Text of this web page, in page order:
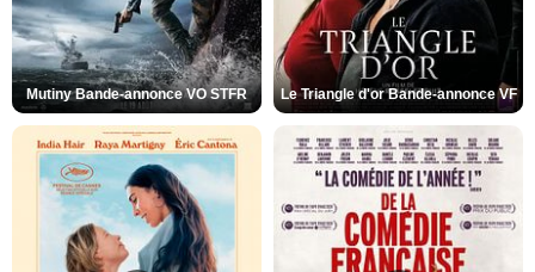
Mutiny Bande-annonce VO STFR Le Triangle d'or Bande-annonce VF